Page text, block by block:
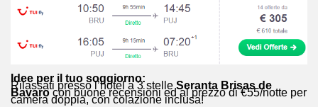
Idee per il tuo soggiorno:
Rilassati presso l’hotel a 3 stelle Seranta Brisas de
Bavarocon buone recensioni ed al prezzo di €55/notte per
camera doppia, con colazione inclusa!